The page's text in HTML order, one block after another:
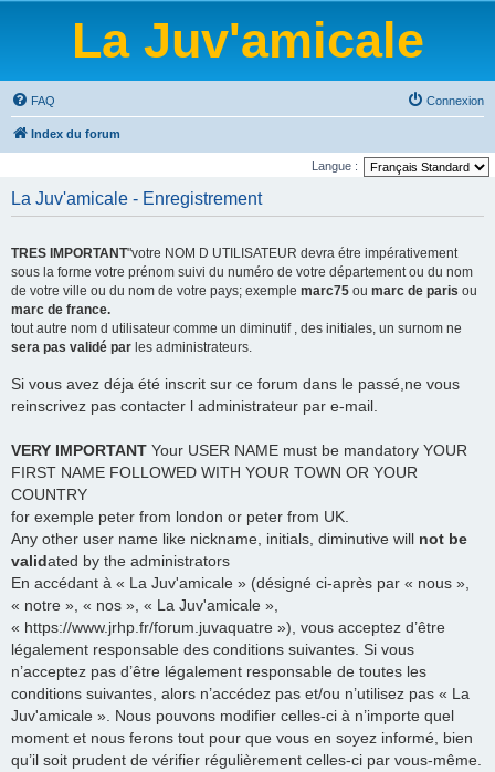
La Juv'amicale
FAQ Connexion
Index du forum
Langue :
La Juv'amicale - Enregistrement
TRES IMPORTANT"votre NOM D UTILISATEUR devra étre impérativement
sous la forme votre prénom suivi du numéro de votre département ou du nom
de votre ville ou du nom de votre pays; exemple marc75 ou marc de paris ou
marc de france.
tout autre nom d utilisateur comme un diminutif , des initiales, un surnom ne
sera pas validé par les administrateurs.
Si vous avez déja été inscrit sur ce forum dans le passé,ne vous
reinscrivez pas contacter l administrateur par e-mail.
VERY IMPORTANT Your USER NAME must be mandatory YOUR
FIRST NAME FOLLOWED WITH YOUR TOWN OR YOUR
COUNTRY
for exemple peter from london or peter from UK.
Any other user name like nickname, initials, diminutive will not be
validated by the administrators
En accédant à « La Juv'amicale » (désigné ci-après par « nous »,
« notre », « nos », « La Juv'amicale »,
« https://www.jrhp.fr/forum.juvaquatre »), vous acceptez d’être
légalement responsable des conditions suivantes. Si vous
n’acceptez pas d’être légalement responsable de toutes les
conditions suivantes, alors n’accédez pas et/ou n’utilisez pas « La
Juv'amicale ». Nous pouvons modifier celles-ci à n’importe quel
moment et nous ferons tout pour que vous en soyez informé, bien
qu’il soit prudent de vérifier régulièrement celles-ci par vous-même.